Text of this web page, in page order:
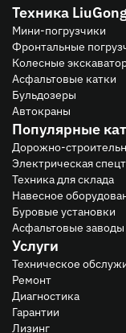
Техника
Мини-погрузчики
Фронтальные
Колесные
Асфальтовые катки
Бульдозеры
Автокраны
Популярные
Дорожно-
Электрическая
Техника для склада
Навесное
Буровые установки
Асфальтовые заводы
Услуги
Техническое
Ремонт
Диагностика
Гарантии
Лизинг